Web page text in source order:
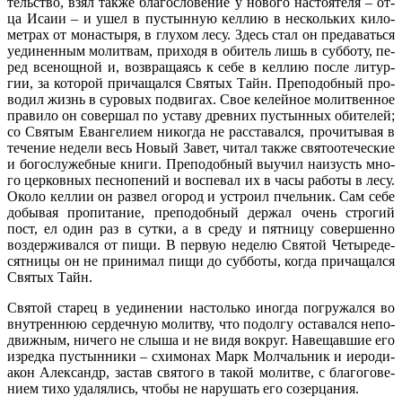
ца Ис­а­ии – и ушел в пу­стын­ную кел­лию в несколь­ких ки­ло­
мет­рах от мо­на­сты­ря, в глу­хом ле­су. Здесь стал он пре­да­вать­ся
уеди­нен­ным мо­лит­вам, при­хо­дя в оби­тель лишь в суб­бо­ту, пе­
ред все­нощ­ной и, воз­вра­ща­ясь к се­бе в кел­лию по­сле ли­тур­
гии, за ко­то­рой при­ча­щал­ся Свя­тых Тайн. Пре­по­доб­ный про­
во­дил жизнь в су­ро­вых по­дви­гах. Свое ке­лей­ное мо­лит­вен­ное
пра­ви­ло он со­вер­шал по уста­ву древ­них пу­стын­ных оби­те­лей;
со Свя­тым Еван­ге­ли­ем ни­ко­гда не рас­ста­вал­ся, про­чи­ты­вая в
те­че­ние неде­ли весь Но­вый За­вет, чи­тал так­же свя­то­оте­че­ские
и бо­го­слу­жеб­ные кни­ги. Пре­по­доб­ный вы­учил на­изусть мно­
го цер­ков­ных пес­но­пе­ний и вос­пе­вал их в ча­сы ра­бо­ты в ле­су.
Око­ло кел­лии он раз­вел ого­род и устро­ил пчель­ник. Сам се­бе
до­бы­вая про­пи­та­ние, пре­по­доб­ный дер­жал очень стро­гий
пост, ел один раз в сут­ки, а в сре­ду и пят­ни­цу со­вер­шен­но
воз­дер­жи­вал­ся от пи­щи. В первую неде­лю Свя­той Че­ты­ре­де­
сят­ни­цы он не при­ни­мал пи­щи до суб­бо­ты, ко­гда при­ча­щал­ся
Свя­тых Тайн.
Свя­той ста­рец в уеди­не­нии на­столь­ко ино­гда по­гру­жал­ся во
внут­рен­нюю сер­деч­ную мо­лит­ву, что по­дол­гу оста­вал­ся непо­
движ­ным, ни­че­го не слы­ша и не ви­дя во­круг. На­ве­щав­шие его
из­ред­ка пу­стын­ни­ки – схи­мо­нах Марк Мол­чаль­ник и иеро­ди­
а­кон Алек­сандр, за­став свя­то­го в та­кой мо­лит­ве, с бла­го­го­ве­
ни­ем ти­хо уда­ля­лись, чтобы не на­ру­шать его со­зер­ца­ния.